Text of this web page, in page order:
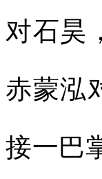
对石昊
赤蒙泓
接一巴